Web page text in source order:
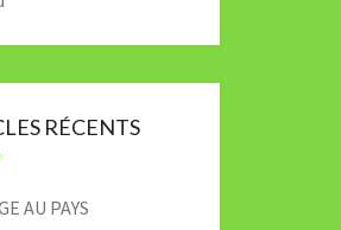
RÉCENTS
AU PAYS